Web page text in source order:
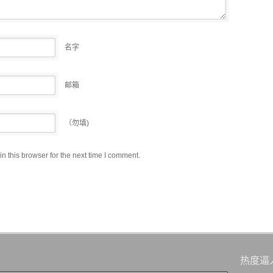
名字
邮箱
（勿填)
this browser for the next time I comment.
热度逼